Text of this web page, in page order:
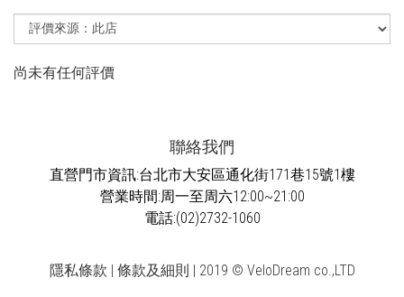
尚未有任何評價
聯絡我們
直營門市資訊:台北市大安區通化街171巷15號1樓
營業時間:周一至周六12:00~21:00
電話:(02)2732-1060
隱私條款 | 條款及細則 | 2019 © VeloDream co.,LTD